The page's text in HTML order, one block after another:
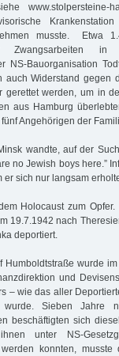
www.stolpersteine-
musste. Etwa
in
NS-Bauorganisation
Widerstand gegen
werden, um in
aus Hamburg
fünf Angehörigen der
wandte, auf der
no Jewish boys here.”
er sich nur langsam
Holocaust zum
19.7.1942 nach
deportiert.
Humboldtstraße wurde
und
– wie das aller
Sieben Jahre
beschäftigten sich
unter NS-
konnten, musste